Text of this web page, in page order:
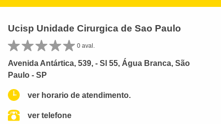
Ucisp Unidade Cirurgica de Sao Paulo
0 aval.
Avenida Antártica, 539, - Sl 55, Água Branca, São
Paulo - SP
ver horario de atendimento.
ver telefone